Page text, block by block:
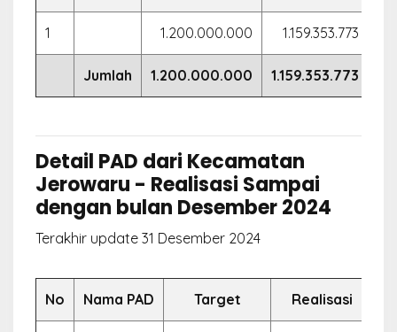
1 1.200.000.000 1.159.353.773
Jumlah 1.200.000.000 1.159.353.773
Detail PAD dari Kecamatan
Jerowaru - Realisasi Sampai
dengan bulan Desember 2024
Terakhir update 31 Desember 2024
No Nama PAD Target Realisasi